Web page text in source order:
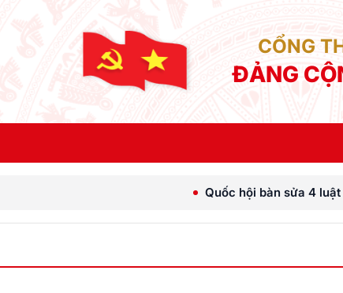
CỔNG
ĐẢNG
Quốc hội bàn sửa 4 luật liên quan lĩnh vực